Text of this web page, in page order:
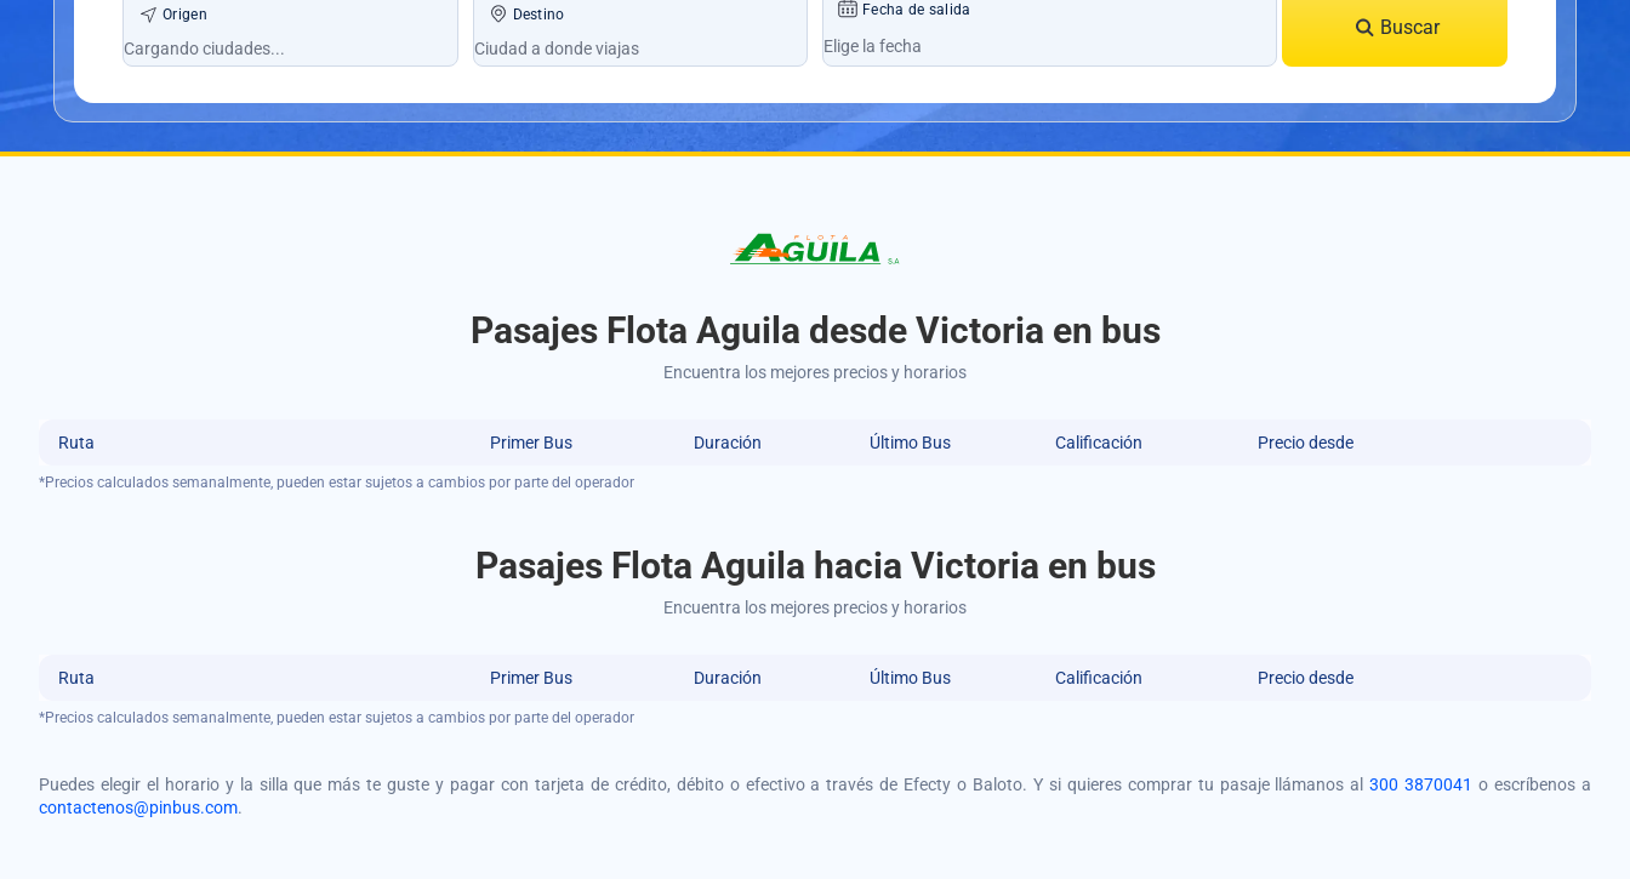
Origen Destino Fecha de salida
Buscar
Pasajes Flota Aguila desde Victoria en bus
Encuentra los mejores precios y horarios
Ruta Primer Bus Duración Último Bus Calificación Precio desde
*Precios calculados semanalmente, pueden estar sujetos a cambios por parte del operador
Pasajes Flota Aguila hacia Victoria en bus
Encuentra los mejores precios y horarios
Ruta Primer Bus Duración Último Bus Calificación Precio desde
*Precios calculados semanalmente, pueden estar sujetos a cambios por parte del operador
Puedes elegir el horario y la silla que más te guste y pagar con tarjeta de crédito, débito o efectivo a través de Efecty o Baloto. Y si quieres comprar tu pasaje llámanos al300 3870041 o escríbenos a
contactenos@pinbus.com.